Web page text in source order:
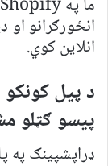
انځورګرانو او
انلاین کوي.
د پیل
پیسو ګټلو
ډراپشپینګ